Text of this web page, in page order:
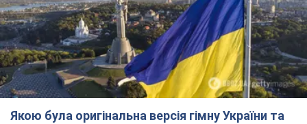
Якою була оригінальна версія гімну України та